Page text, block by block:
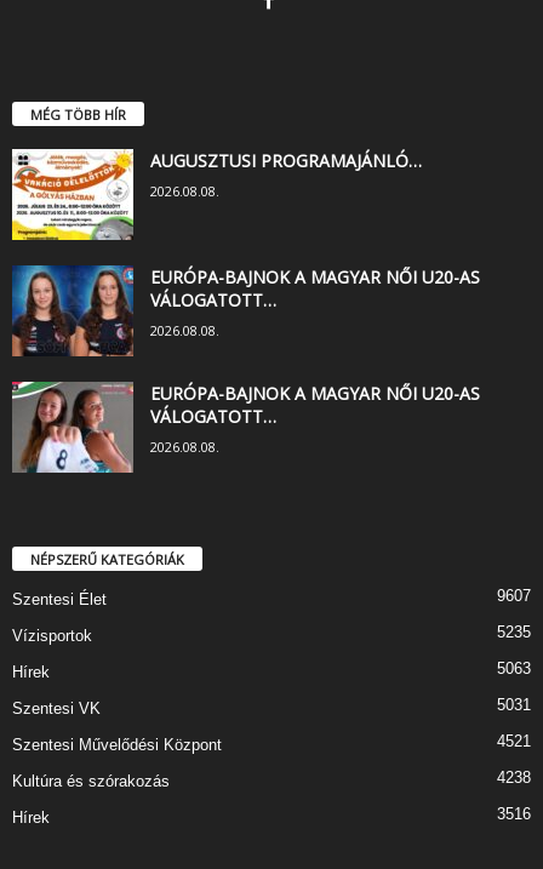
MÉG TÖBB HÍR
AUGUSZTUSI PROGRAMAJÁNLÓ…
2026.08.08.
EURÓPA-BAJNOK A MAGYAR NŐI U20-AS
VÁLOGATOTT…
2026.08.08.
EURÓPA-BAJNOK A MAGYAR NŐI U20-AS
VÁLOGATOTT…
2026.08.08.
NÉPSZERŰ KATEGÓRIÁK
Szentesi Élet 9607
Vízisportok 5235
Hírek 5063
Szentesi VK 5031
Szentesi Művelődési Központ 4521
Kultúra és szórakozás 4238
Hírek 3516